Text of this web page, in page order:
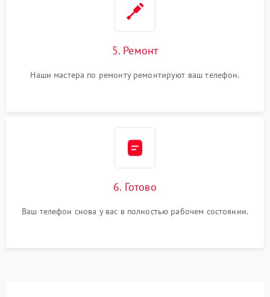
5. Ремонт
Наши мастера по ремонту ремонтируют ваш телефон.
6. Готово
Ваш телефон снова у вас в полностью рабочем состоянии.